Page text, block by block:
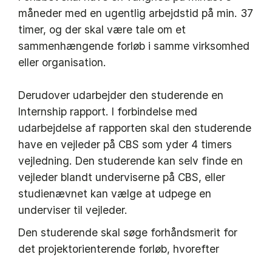
måneder med en ugentlig arbejdstid på min. 37
timer, og der skal være tale om et
sammenhængende forløb i samme virksomhed
eller organisation.
Derudover udarbejder den studerende en
Internship rapport. I forbindelse med
udarbejdelse af rapporten skal den studerende
have en vejleder på CBS som yder 4 timers
vejledning. Den studerende kan selv finde en
vejleder blandt underviserne på CBS, eller
studienævnet kan vælge at udpege en
underviser til vejleder.
Den studerende skal søge forhåndsmerit for
det projektorienterende forløb, hvorefter